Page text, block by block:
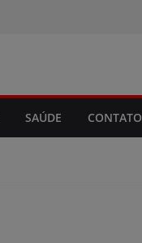
SAÚDE CONTATO